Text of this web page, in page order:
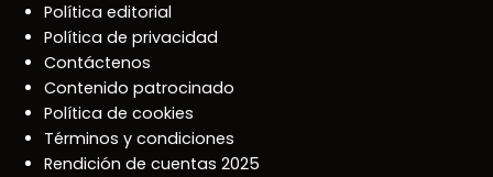
Política editorial
Política de privacidad
Contáctenos
Contenido patrocinado
Política de cookies
Términos y condiciones
Rendición de cuentas 2025